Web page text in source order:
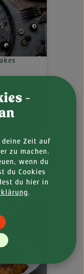
Gnocchi
-
Zeit auf
zu machen.
wenn du
du Cookies
du hier in
.